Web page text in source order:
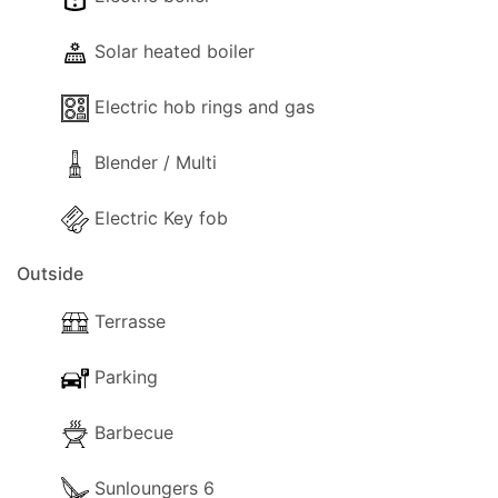
- Dîner séparé
- Cafetière
- Cuisinière avec four complet
- Four micro-ondes
- Réfrigérateur
- Grille-pain
- Chaise haute
- Plaques de cuisson électriques (et gaz)
À l'extérieur
Les installations extérieures suivantes sont à votre
disposition :
Solar heated boiler
Electric hob rings and gas
Blender / Multi
Electric Key fob
Outside
Terrasse
Parking
Barbecue
Sunloungers 6